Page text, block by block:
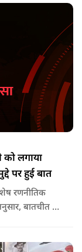
को लगाया
पर हुई बात
रणनीतिक
बातचीत की